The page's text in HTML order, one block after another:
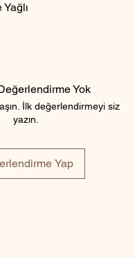
Yok
İlk değerlendirmeyi siz
yazın.
Yap